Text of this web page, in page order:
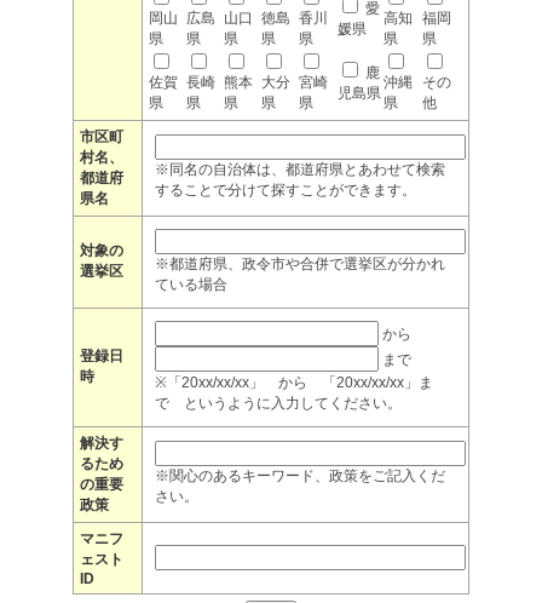
岡山
県
広島
県
山口
県
徳島
県
香川
県
愛
媛県
高知
県
福岡
県
佐賀
県
長崎
県
熊本
県
大分
県
宮崎
県
鹿
児島県
沖縄
県
その
他
市区町
村名、
都道府
県名
※同名の自治体は、都道府県とあわせて検索
することで分けて探すことができます。
対象の
選挙区
※都道府県、政令市や合併で選挙区が分かれ
ている場合
登録日
時
から
まで
※「20xx/xx/xx」 から 「20xx/xx/xx」ま
で というように入力してください。
解決す
るため
の重要
政策
※関心のあるキーワード、政策をご記入くだ
さい。
マニフ
ェスト
ID